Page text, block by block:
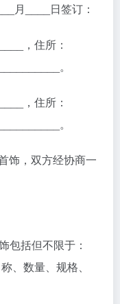
月____日签订：
，住所：
。
，住所：
。
饰，双方经协商一
包括但不限于：
、数量、规格、